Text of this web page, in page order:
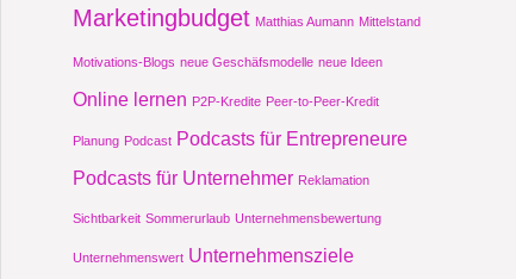
Marketingbudget Matthias Aumann Mittelstand
Motivations-Blogs neue Geschäfsmodelle neue Ideen
Online lernen P2P-Kredite Peer-to-Peer-Kredit
Planung Podcast Podcasts für Entrepreneure
Podcasts für Unternehmer Reklamation
Sichtbarkeit Sommerurlaub Unternehmensbewertung
Unternehmenswert Unternehmensziele